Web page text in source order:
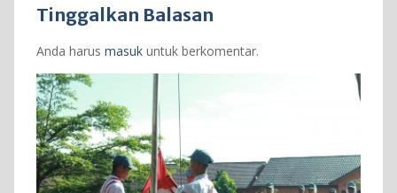
Tinggalkan Balasan
Anda harus masukuntuk berkomentar.